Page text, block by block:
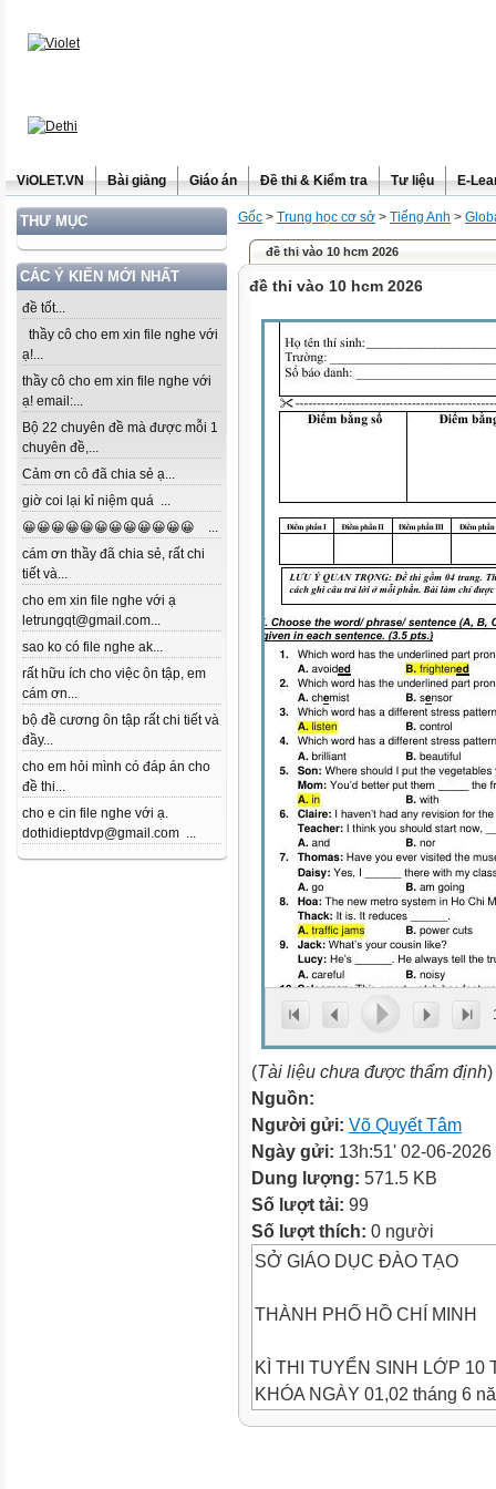
ViOLET.VN Bài giảng Giáo án Đề thi & Kiểm tra Tư liệu E-
THƯ MỤC
CÁC Ý KIẾN MỚI NHẤT
đề tốt...
thầy cô cho em xin file nghe với
ạ!...
thầy cô cho em xin file nghe với
ạ! email:...
Bộ 22 chuyên đề mà được mỗi 1
chuyên đề,...
Cảm ơn cô đã chia sẻ ạ...
giờ coi lại kỉ niệm quá ...
😀😀😀😀😀😀😀😀😀😀😀😀 ...
cám ơn thầy đã chia sẻ, rất chi
tiết và...
cho em xin file nghe với ạ
letrungqt@gmail.com...
sao ko có file nghe ak...
rất hữu ích cho việc ôn tập, em
cám ơn...
bộ đề cương ôn tập rất chi tiết và
đầy...
cho em hỏi mình có đáp án cho
đề thi...
cho e cin file nghe với ạ.
dothidieptdvp@gmail.com ...
Gốc > Trung học cơ sở > Tiếng Anh >
đề thi vào 10 hcm 2026
đề thi vào 10 hcm 2026
(Tài liệu chưa được thẩm định)
Nguồn:
Người gửi: Võ Quyết Tâm
Ngày gửi: 13h:51' 02-06-2026
Dung lượng: 571.5 KB
Số lượt tải: 99
Số lượt thích: 0 người
SỞ GIÁO DỤC ĐÀO TẠO
THÀNH PHỐ HỒ CHÍ MINH
KÌ THI TUYỂN SINH LỚP 10
KHÓA NGÀY 01,02 tháng 6